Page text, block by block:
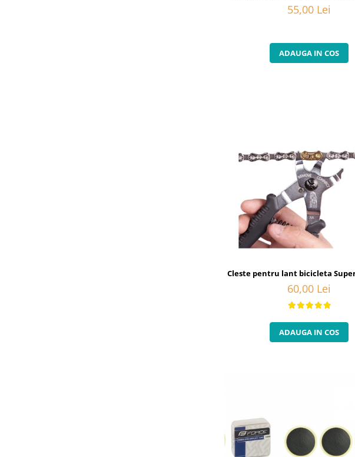
55,00 Lei
ADAUGA IN COS
Cleste pentru lant bicicleta Super
60,00 Lei
ADAUGA IN COS